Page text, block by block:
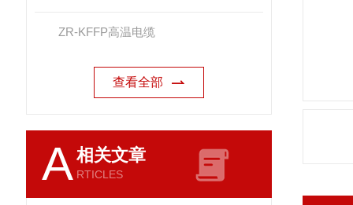
ZR-KFFP高温电缆
查看全部
A相关文章
RTICLES